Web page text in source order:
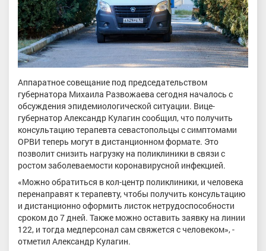
Аппаратное совещание под председательством
губернатора Михаила Развожаева сегодня началось с
обсуждения эпидемиологической ситуации. Вице-
губернатор Александр Кулагин сообщил, что получить
консультацию терапевта севастопольцы с симптомами
ОРВИ теперь могут в дистанционном формате. Это
позволит снизить нагрузку на поликлиники в связи с
ростом заболеваемости коронавирусной инфекцией.
«Можно обратиться в кол-центр поликлиники, и человека
перенаправят к терапевту, чтобы получить консультацию
и дистанционно оформить листок нетрудоспособности
сроком до 7 дней. Также можно оставить заявку на линии
122, и тогда медперсонал сам свяжется с человеком», -
отметил Александр Кулагин.